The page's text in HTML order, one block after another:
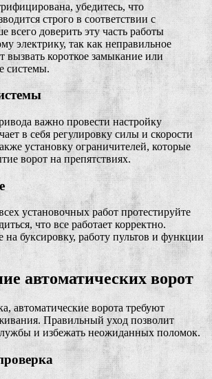
убедитесь, что
строго в соответствии с
всего доверить эту часть работы
электрику, так как неправильное
вызвать короткое замыкание или
системы.
важно провести настройку
в себя регулировку силы и скорости
установку ограничителей, которые
ворот на препятствиях.
установочных работ протестируйте
что все работает корректно.
буксировку, работу пультов и функции
автоматических ворот
автоматические ворота требуют
Правильный уход позволит
и избежать неожиданных поломок.